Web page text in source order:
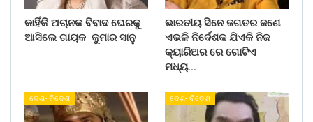
କାହିଁକି ଅଚାନକ ବିବାଦ ଘେରକୁ
ଆସିଲେ ଗାୟକ କୁମାର ସାନୁ
ଭାରତୀୟ ସିନେ ଜଗତର ଜଣେ
ଏଭଳି ନିର୍ଦେଶକ ଯିଏକି ନିଜ
କ୍ୟାରିଅର ରେ ଗୋଟିଏ
ମଧ୍ୟ…
ଦେଶ- ବିଦେଶ ଦେଶ- ବିଦେଶ